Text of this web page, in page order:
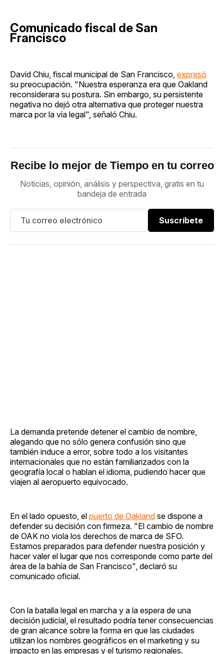
Comunicado fiscal de San
Francisco
David Chiu, fiscal municipal de San Francisco, expresó
su preocupación. "Nuestra esperanza era que Oakland
reconsiderara su postura. Sin embargo, su persistente
negativa no dejó otra alternativa que proteger nuestra
marca por la vía legal", señaló Chiu.
Recibe lo mejor de Tiempo en tu correo
Noticias, opinión, análisis y perspectiva, gratis en tu
bandeja de entrada
Suscríbete
La demanda pretende detener el cambio de nombre,
alegando que no sólo genera confusión sino que
también induce a error, sobre todo a los visitantes
internacionales que no están familiarizados con la
geografía local o hablan el idioma, pudiendo hacer que
viajen al aeropuerto equivocado.
En el lado opuesto, el puerto de Oakland se dispone a
defender su decisión con firmeza. "El cambio de nombre
de OAK no viola los derechos de marca de SFO.
Estamos preparados para defender nuestra posición y
hacer valer el lugar que nos corresponde como parte del
área de la bahía de San Francisco", declaró su
comunicado oficial.
Con la batalla legal en marcha y a la espera de una
decisión judicial, el resultado podría tener consecuencias
de gran alcance sobre la forma en que las ciudades
utilizan los nombres geográficos en el marketing y su
impacto en las empresas y el turismo regionales.